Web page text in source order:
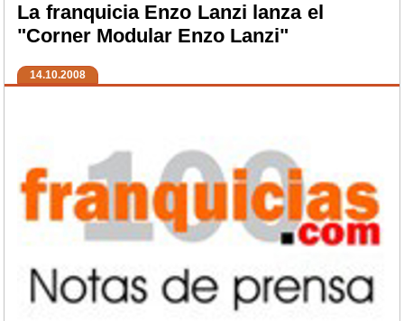
La franquicia Enzo Lanzi lanza el
"Corner Modular Enzo Lanzi"
14.10.2008